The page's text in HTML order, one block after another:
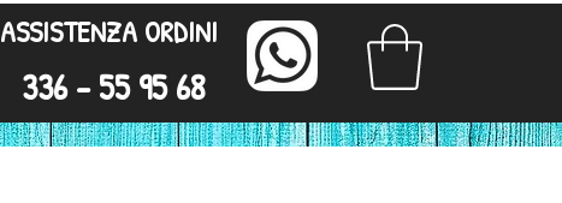
ASSISTENZA ORDINI
336 - 55 95 68